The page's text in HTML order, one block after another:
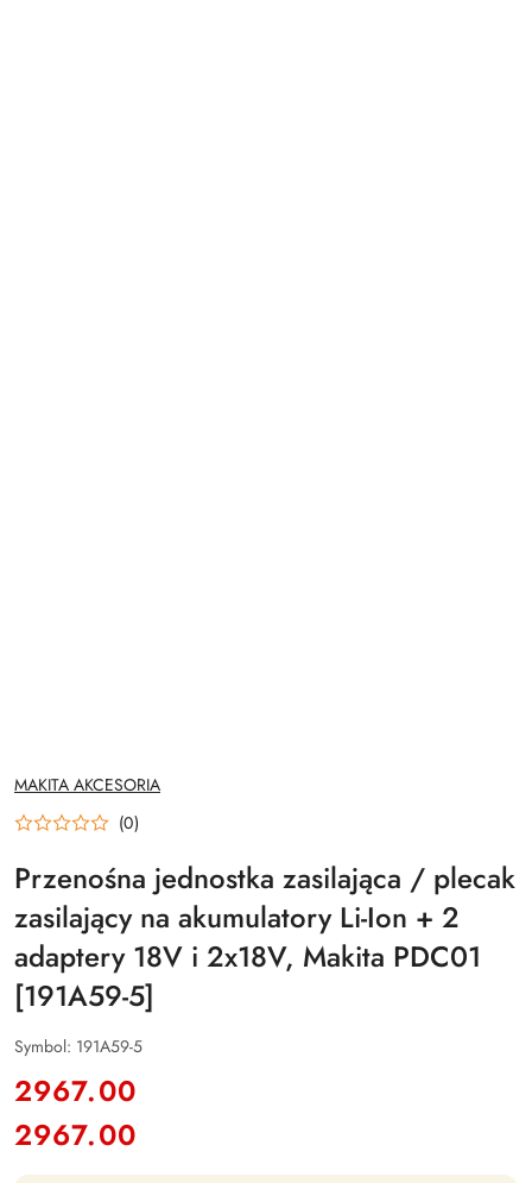
NAZWA
PRODUCENTA:
MAKITA AKCESORIA
(0)
Przenośna jednostka zasilająca / plecak
zasilający na akumulatory Li-Ion + 2
adaptery 18V i 2x18V, Makita PDC01
[191A59-5]
Symbol: 191A59-5
cena:
2967.00
Cena:
2967.00